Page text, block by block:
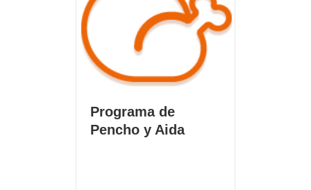
Programa de
Pencho y Aida